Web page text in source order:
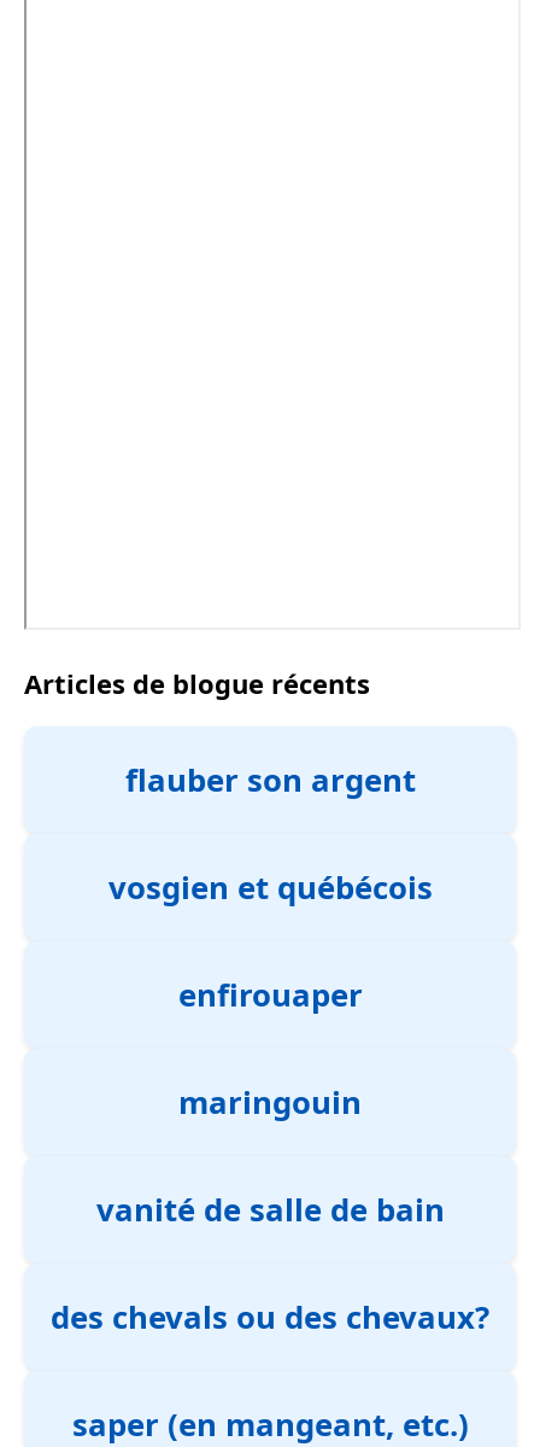
Articles de blogue récents
flauber son argent
vosgien et québécois
enfirouaper
maringouin
vanité de salle de bain
des chevals ou des chevaux?
saper (en mangeant, etc.)